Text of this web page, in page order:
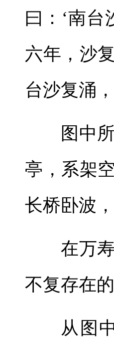
曰：‘南
六年，沙
台沙复涌
图中
亭，系架
长桥卧波
在万
不复存在
从图